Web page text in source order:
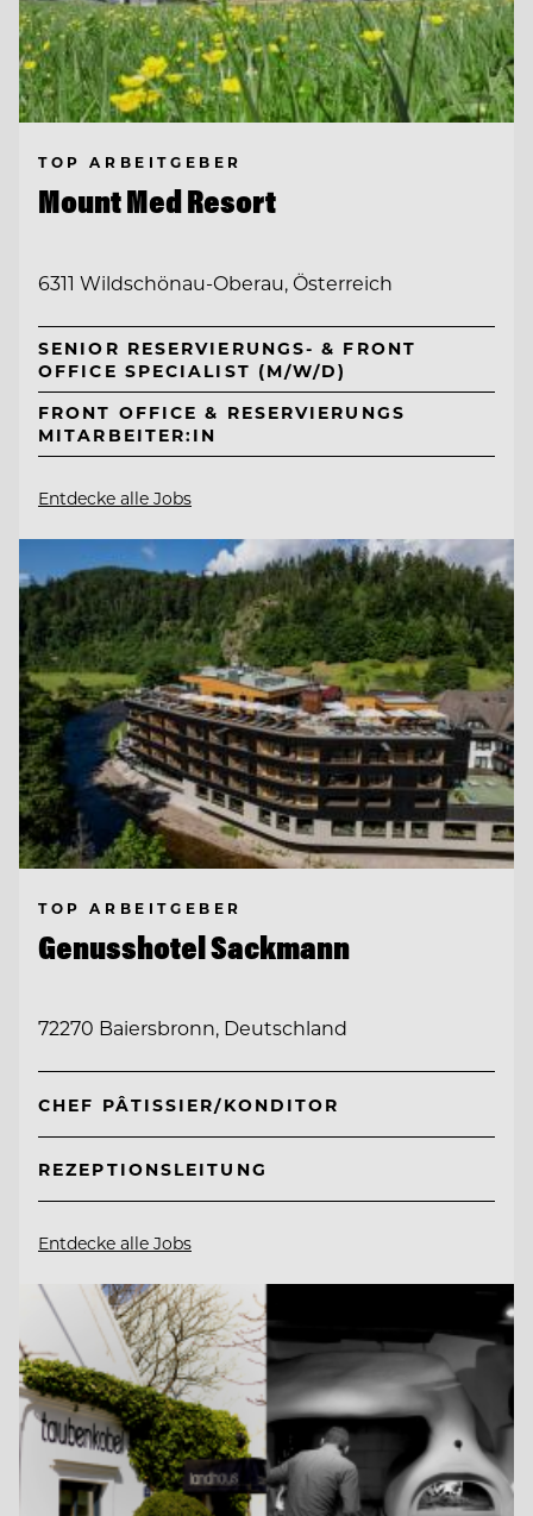
TOP ARBEITGEBER
Mount Med Resort
6311 Wildschönau-Oberau, Österreich
SENIOR RESERVIERUNGS- & FRONT
OFFICE SPECIALIST (M/W/D)
FRONT OFFICE & RESERVIERUNGS
MITARBEITER:IN
Entdecke alle Jobs
TOP ARBEITGEBER
Genusshotel Sackmann
72270 Baiersbronn, Deutschland
CHEF PÂTISSIER/KONDITOR
REZEPTIONSLEITUNG
Entdecke alle Jobs